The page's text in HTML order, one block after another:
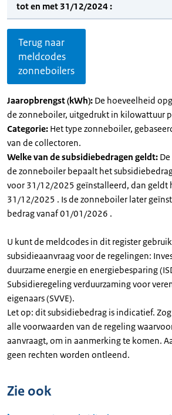
tot en met 31/12/2024 :
Terug naar
meldcodes
zonneboilers
Jaaropbrengst (kWh): De hoeveelheid
de zonneboiler, uitgedrukt in kilowattuur
Categorie: Het type zonneboiler,
van de collectoren.
Welke van de subsidiebedragen geldt:
de zonneboiler bepaalt het
voor 31/12/2025 geïnstalleerd, dan geldt
31/12/2025 . Is de zonneboiler later
bedrag vanaf 01/01/2026 .
U kunt de meldcodes in dit register
subsidieaanvraag voor de regelingen:
duurzame energie en energiebesparing
Subsidieregeling verduurzaming voor
eigenaars (SVVE).
Let op: dit subsidiebedrag is indicatief.
alle voorwaarden van de regeling
aanvraagt, om in aanmerking te komen.
geen rechten worden ontleend.
Zie ook